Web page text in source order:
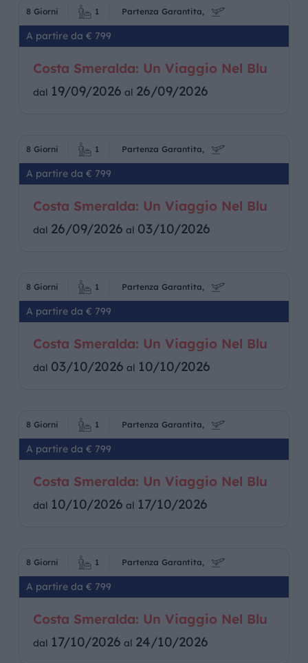
8 Giorni 1 Partenza Garantita,
A partire da € 799
Costa Smeralda: Un Viaggio Nel Blu
dal 19/09/2026 al 26/09/2026
8 Giorni 1 Partenza Garantita,
A partire da € 799
Costa Smeralda: Un Viaggio Nel Blu
dal 26/09/2026 al 03/10/2026
8 Giorni 1 Partenza Garantita,
A partire da € 799
Costa Smeralda: Un Viaggio Nel Blu
dal 03/10/2026 al 10/10/2026
8 Giorni 1 Partenza Garantita,
A partire da € 799
Costa Smeralda: Un Viaggio Nel Blu
dal 10/10/2026 al 17/10/2026
8 Giorni 1 Partenza Garantita,
A partire da € 799
Costa Smeralda: Un Viaggio Nel Blu
dal 17/10/2026 al 24/10/2026